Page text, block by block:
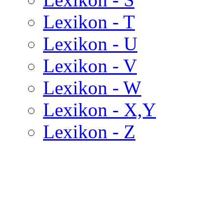
Lexikon - T
Lexikon - U
Lexikon - V
Lexikon - W
Lexikon - X,Y
Lexikon - Z